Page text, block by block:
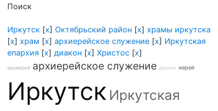
Поиск
Иркутск [x] Октябрьский район [x] храмы иркутска
[x] храм [x] архиерейское служение [x] Иркутская
епархия [x] диакон [x] Христос [x]
архиерей архиерейское служение диакон иерей
Иркутск Иркутская